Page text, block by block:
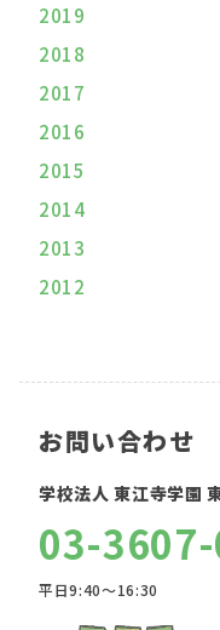
2019
2018
2017
2016
2015
2014
2013
2012
お問い合わせ
学校法人 東江寺学園
03-
平日9:40〜16:30